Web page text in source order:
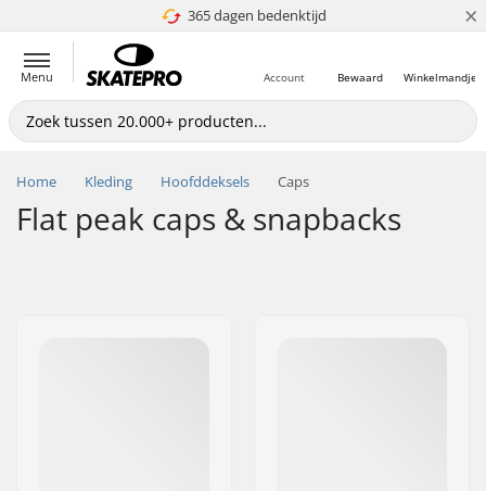
365 dagen bedenktijd
4.8 van 5 ×
Menu Winkelmandje
Bewaard
Account
Home Kleding Hoofddeksels Caps
Flat peak caps & snapbacks